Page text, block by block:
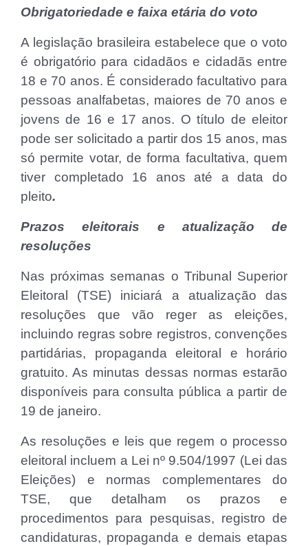
Obrigatoriedade e faixa etária do voto
A legislação brasileira estabelece que o voto
é obrigatório para cidadãos e cidadãs entre
18 e 70 anos. É considerado facultativo para
pessoas analfabetas, maiores de 70 anos e
jovens de 16 e 17 anos. O título de eleitor
pode ser solicitado a partir dos 15 anos, mas
só permite votar, de forma facultativa, quem
tiver completado 16 anos até a data do
pleito.
Prazos eleitorais e atualização de
resoluções
Nas próximas semanas o Tribunal Superior
Eleitoral (TSE) iniciará a atualização das
resoluções que vão reger as eleições,
incluindo regras sobre registros, convenções
partidárias, propaganda eleitoral e horário
gratuito. As minutas dessas normas estarão
disponíveis para consulta pública a partir de
19 de janeiro.
As resoluções e leis que regem o processo
eleitoral incluem a Lei nº 9.504/1997 (Lei das
Eleições) e normas complementares do
TSE, que detalham os prazos e
procedimentos para pesquisas, registro de
candidaturas, propaganda e demais etapas